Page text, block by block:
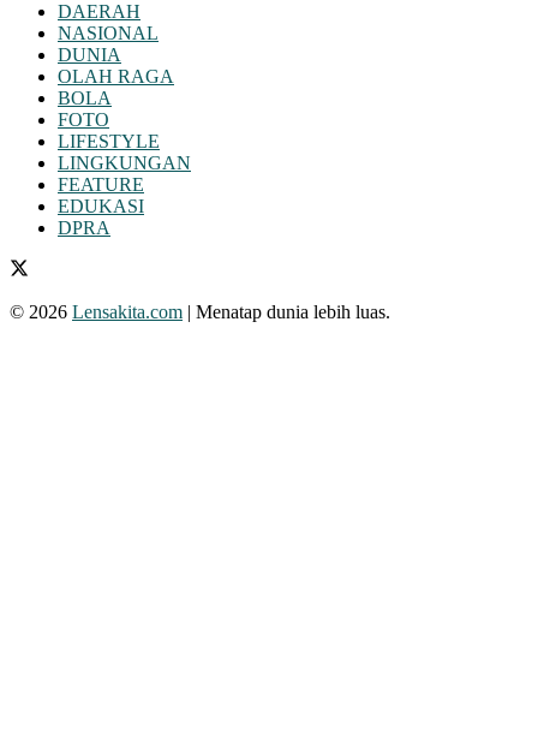
DAERAH
NASIONAL
DUNIA
OLAH RAGA
BOLA
FOTO
LIFESTYLE
LINGKUNGAN
FEATURE
EDUKASI
DPRA
© 2026 Lensakita.com | Menatap dunia lebih luas.